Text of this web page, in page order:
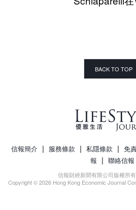
BACK TO TOP
信報簡介 | 服務條款 | 私隱條款 | 免
報 | 聯絡信報
信報財經新聞有限公司版權所有
Copyright © 2026 Hong Kong Economic Journal